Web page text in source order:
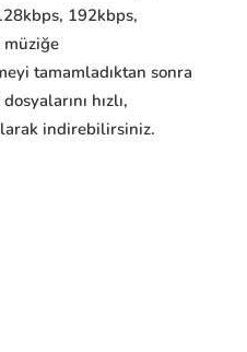
192kbps,
tamamladıktan sonra
hızlı,
indirebilirsiniz.